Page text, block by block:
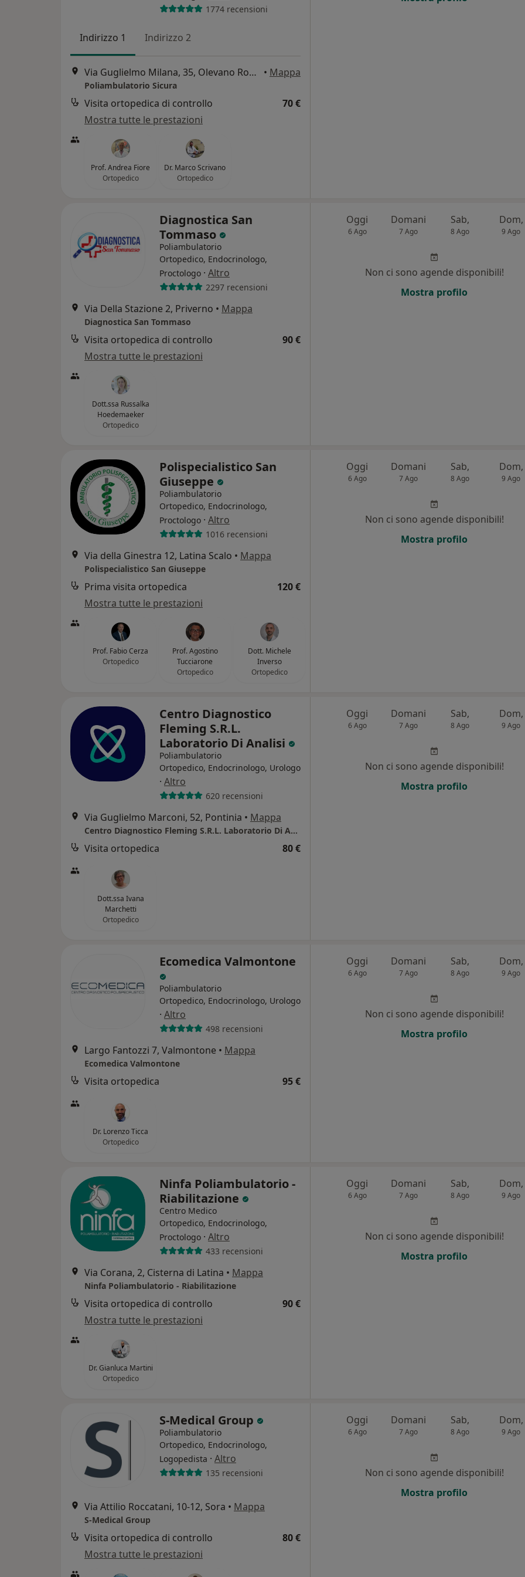
1774 recensioni
Indirizzo 1 Indirizzo 2
Via Guglielmo Milana, 35, Olevano Romano • Mappa
Poliambulatorio Sicura
Visita ortopedica di controllo
70 €
Mostra tutte le prestazioni
Prof. Andrea Fiore
Ortopedico
Dr. Marco Scrivano
Ortopedico
Diagnostica San
Tommaso
Poliambulatorio
Ortopedico, Endocrinologo,
Proctologo · Altro
2297 recensioni
Via Della Stazione 2, Priverno • Mappa
Diagnostica San Tommaso
Visita ortopedica di controllo
90 €
Mostra tutte le prestazioni
Dott.ssa Russalka
Hoedemaeker
Ortopedico
Oggi
6 Ago
Domani
7 Ago
Sab,
8 Ago
Dom,
9 Ago
Non ci sono agende disponibili!
Mostra profilo
Polispecialistico San
Giuseppe
Poliambulatorio
Ortopedico, Endocrinologo,
Proctologo · Altro
1016 recensioni
Via della Ginestra 12, Latina Scalo • Mappa
Polispecialistico San Giuseppe
Prima visita ortopedica
120 €
Mostra tutte le prestazioni
Prof. Fabio Cerza
Ortopedico
Prof. Agostino
Tucciarone
Ortopedico
Dott. Michele
Inverso
Ortopedico
Oggi
6 Ago
Domani
7 Ago
Sab,
8 Ago
Dom,
9 Ago
Non ci sono agende disponibili!
Mostra profilo
Centro Diagnostico
Fleming S.R.L.
Laboratorio Di Analisi
Poliambulatorio
Ortopedico, Endocrinologo, Urologo
· Altro
620 recensioni
Via Guglielmo Marconi, 52, Pontinia • Mappa
Centro Diagnostico Fleming S.R.L. Laboratorio Di Analisi
Visita ortopedica 80 €
Dott.ssa Ivana
Marchetti
Ortopedico
Oggi
6 Ago
Domani
7 Ago
Sab,
8 Ago
Dom,
9 Ago
Non ci sono agende disponibili!
Mostra profilo
Ecomedica Valmontone
Poliambulatorio
Ortopedico, Endocrinologo, Urologo
· Altro
498 recensioni
Largo Fantozzi 7, Valmontone • Mappa
Ecomedica Valmontone
Visita ortopedica 95 €
Dr. Lorenzo Ticca
Ortopedico
Oggi
6 Ago
Domani
7 Ago
Sab,
8 Ago
Dom,
9 Ago
Non ci sono agende disponibili!
Mostra profilo
Ninfa Poliambulatorio -
Riabilitazione
Centro Medico
Ortopedico, Endocrinologo,
Proctologo · Altro
433 recensioni
Via Corana, 2, Cisterna di Latina • Mappa
Ninfa Poliambulatorio - Riabilitazione
Visita ortopedica di controllo
90 €
Mostra tutte le prestazioni
Dr. Gianluca Martini
Ortopedico
Oggi
6 Ago
Domani
7 Ago
Sab,
8 Ago
Dom,
9 Ago
Non ci sono agende disponibili!
Mostra profilo
S-Medical Group
Poliambulatorio
Ortopedico, Endocrinologo,
Logopedista · Altro
135 recensioni
Via Attilio Roccatani, 10-12, Sora • Mappa
S-Medical Group
Visita ortopedica di controllo
80 €
Mostra tutte le prestazioni
Oggi
6 Ago
Domani
7 Ago
Sab,
8 Ago
Dom,
9 Ago
Non ci sono agende disponibili!
Mostra profilo